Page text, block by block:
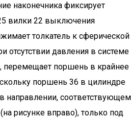
наконечника фиксирует
вилки 22 выключения
толкатель к сферической
отсутствии давления в системе
перемещает поршень в крайнее
поршень 36 в цилиндре
направлении, соответствующем
рисунке вправо), только под